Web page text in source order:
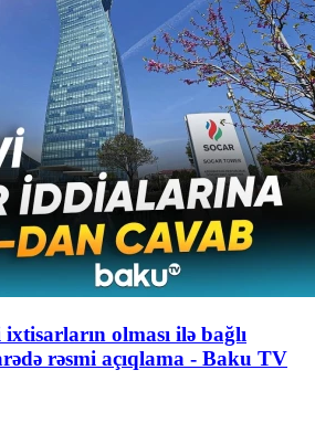
olması ilə bağlı
rəsmi açıqlama - Baku TV